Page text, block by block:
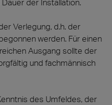
der Installation.
Verlegung, d.h. der
werden. Für einen
Ausgang sollte der
und fachmännisch
des Umfeldes, der